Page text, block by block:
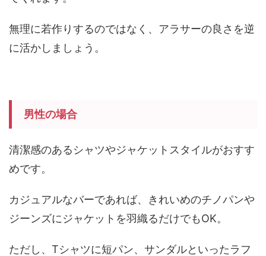
無理に若作りするのではなく、アラサーの良さを逆
に活かしましょう。
男性の場合
清潔感のあるシャツやジャケットスタイルがおすす
めです。
カジュアルなバーであれば、きれいめのチノパンや
ジーンズにジャケットを羽織るだけでもOK。
ただし、Tシャツに短パン、サンダルといったラフ